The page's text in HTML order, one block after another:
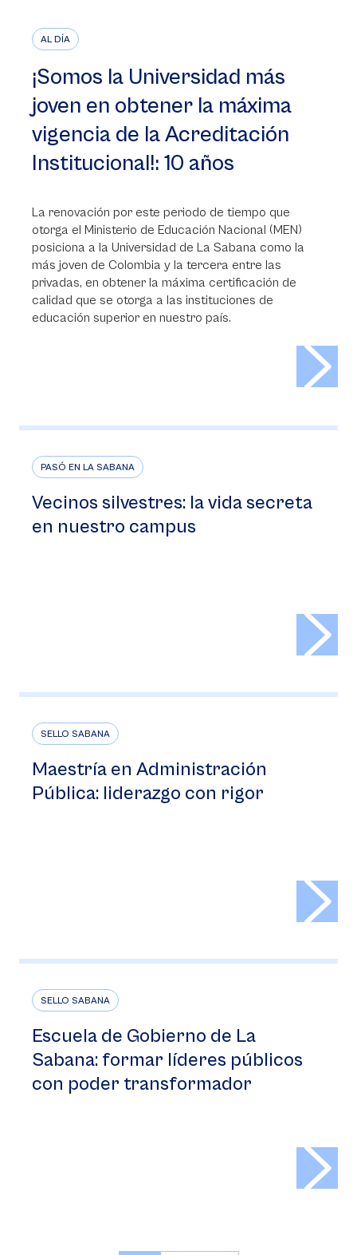
AL DÍA
¡Somos la Universidad más
joven en obtener la máxima
vigencia de la Acreditación
Institucional!: 10 años
La renovación por este periodo de tiempo que
otorga el Ministerio de Educación Nacional (MEN)
posiciona a la Universidad de La Sabana como la
más joven de Colombia y la tercera entre las
privadas, en obtener la máxima certificación de
calidad que se otorga a las instituciones de
educación superior en nuestro país.
PASÓ EN LA SABANA
Vecinos silvestres: la vida secreta
en nuestro campus
SELLO SABANA
Maestría en Administración
Pública: liderazgo con rigor
SELLO SABANA
Escuela de Gobierno de La
Sabana: formar líderes públicos
con poder transformador